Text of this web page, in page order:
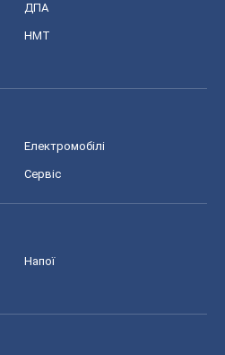
ДПА
НМТ
Електромобілі
Сервіс
Напої